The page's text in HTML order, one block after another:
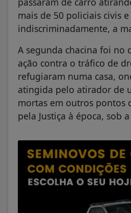
mais de 50 policiais civis
indiscriminadamente, a
A segunda chacina foi no
ação contra o tráfico de
refugiaram numa casa,
atingida pelo atirador de
mortas em outros pontos
pela Justiça à época, sob